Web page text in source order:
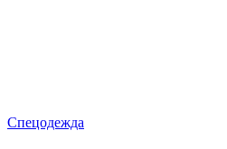
Спецодежда